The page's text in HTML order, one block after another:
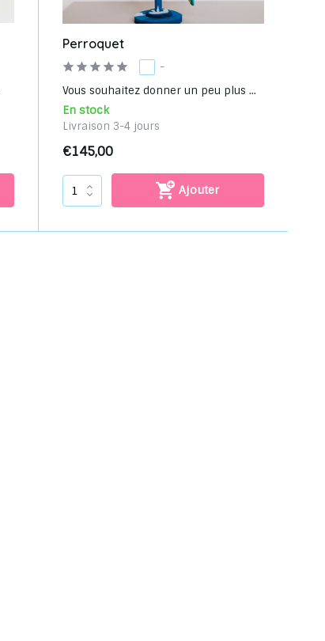
Perroquet
-
Vous souhaitez donner un peu plus ...
En stock
Livraison 3-4 jours
€145,00
Ajouter